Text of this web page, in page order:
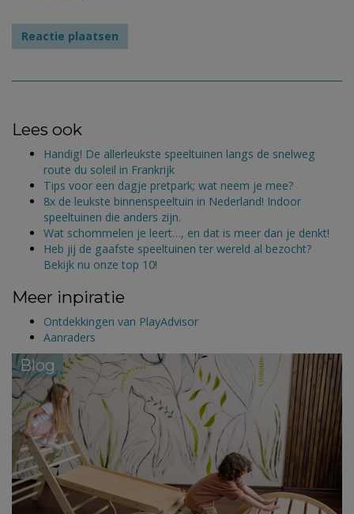
Lees ook
Handig! De allerleukste speeltuinen langs de snelweg
route du soleil in Frankrijk
Tips voor een dagje pretpark; wat neem je mee?
8x de leukste binnenspeeltuin in Nederland! Indoor
speeltuinen die anders zijn.
Wat schommelen je leert…, en dat is meer dan je denkt!
Heb jij de gaafste speeltuinen ter wereld al bezocht?
Bekijk nu onze top 10!
Meer inpiratie
Ontdekkingen van PlayAdvisor
Aanraders
Blog